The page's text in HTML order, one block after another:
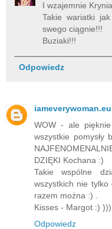
I wzajemnie
Takie wariatki
swego ciągnie!!!
Buziaki!!!
Odpowiedz
iameverywoman.eu
WOW - ale
wszystkie pomysły
DZIĘKI Kochana :)
Takie wspólne
wszystkich nie tylko
razem można :) .
Kisses - Margot :) )))
Odpowiedz